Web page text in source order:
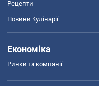
Рецепти
Новини Кулінарії
Економіка
Ринки та компанії